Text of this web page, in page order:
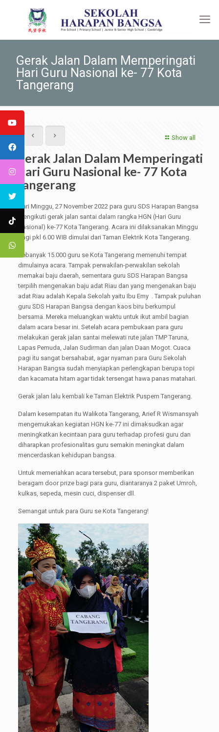
Gerak Jalan Dalam Memperingati
Hari Guru Nasional ke- 77 Kota
Tangerang
Show all
Gerak Jalan Dalam Memperingati
Hari Guru Nasional ke- 77 Kota
Tangerang
Hari Minggu, 27 November 2022 para guru SDS Harapan Bangsa
mengikuti gerak jalan santai dalam rangka HGN (Hari Guru
Nasional) ke-77 Kota Tangerang. Acara ini dilaksanakan Minggu
pagi pkl 6.00 WIB dimulai dari Taman Elektrik Kota Tangerang.
Sebanyak 15.000 guru se Kota Tangerang memenuhi tempat
dimulainya acara. Tampak perwakilan-perwakilan sekolah
memakai baju daerah, sementara guru SDS Harapan Bangsa
terpilih mengenakan baju adat Riau dan yang mengenakan baju
adat Riau adalah Kepala Sekolah yaitu Ibu Emy . Tampak puluhan
guru SDS Harapan Bangsa dengan kaos biru berkumpul
bersama. Mereka meluangkan waktu untuk ikut ambil bagian
dalam acara besar ini. Setelah acara pembukaan para guru
melakukan gerak jalan santai melewati rute jalan TMP Taruna,
Lapas Pemuda, Jalan Sudirman dan jalan Daan Mogot. Cuaca
pagi itu sangat bersahabat, agar nyaman para Guru Sekolah
Harapan Bangsa sudah menyiapkan perlengkapan berupa topi
dan kacamata hitam agar tidak tersengat hawa panas matahari.
Gerak jalan lalu kembali ke Taman Elektrik Puspem Tangerang.
Dalam kesempatan itu Walikota Tangerang, Arief R Wismansyah
mengemukakan kegiatan HGN ke-77 ini dimaksudkan agar
meningkatkan kecintaan para guru terhadap profesi guru dan
diharapkan profesionalitas guru semakin meningkat dalam
mencerdaskan kehidupan bangsa.
Untuk memeriahkan acara tersebut, para sponsor memberikan
beragam door prize bagi para guru, diantaranya 2 paket Umroh,
kulkas, sepeda, mesin cuci, dispenser dll.
Semangat untuk para Guru se Kota Tangerang!